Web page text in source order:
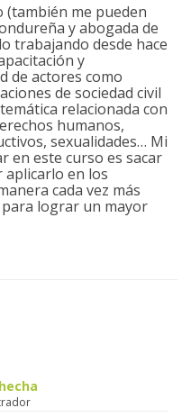
me pueden
y abogada de
trabajando desde hace
y
de actores como
de sociedad civil
relacionada con
humanos,
sexualidades… Mi
en este curso es sacar
aplicarlo en los
cada vez más
lograr un mayor